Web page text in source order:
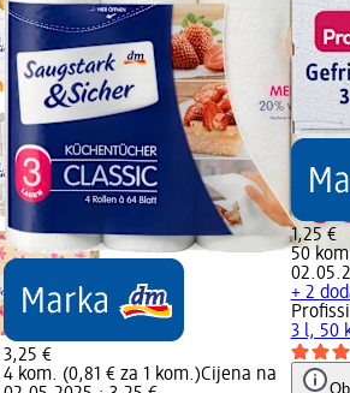
3,25 €
4 kom. (0,81 € za 1 kom.)Cijena na
1,25 €
50
+ 2
3 l, 50